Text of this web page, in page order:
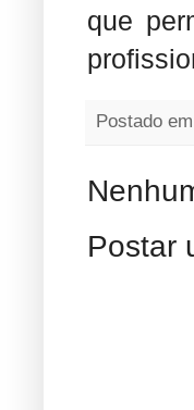
que
Postado em
Postar